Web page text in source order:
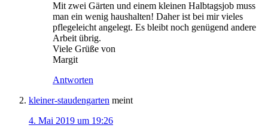
Mit zwei Gärten und einem kleinen Halbtagsjob muss
man ein wenig haushalten! Daher ist bei mir vieles
pflegeleicht angelegt. Es bleibt noch genügend andere
Arbeit übrig.
Viele Grüße von
Margit
Antworten
kleiner-staudengarten meint
4. Mai 2019 um 19:26